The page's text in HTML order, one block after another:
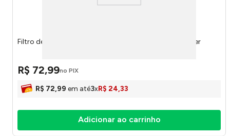
Filtro de Linha Preto 6 Tomadas Linear WI221 - Multilaser
R$ 72,99no PIX
R$ 72,99 em até3xR$ 24,33
Adicionar ao carrinho